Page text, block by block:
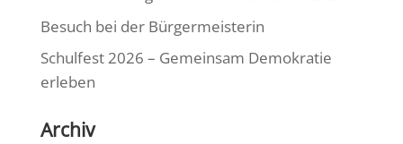
Besuch bei der Bürgermeisterin
Schulfest 2026 – Gemeinsam Demokratie
erleben
Archiv